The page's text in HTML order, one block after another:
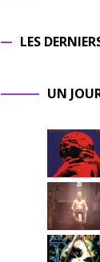
LES
UN